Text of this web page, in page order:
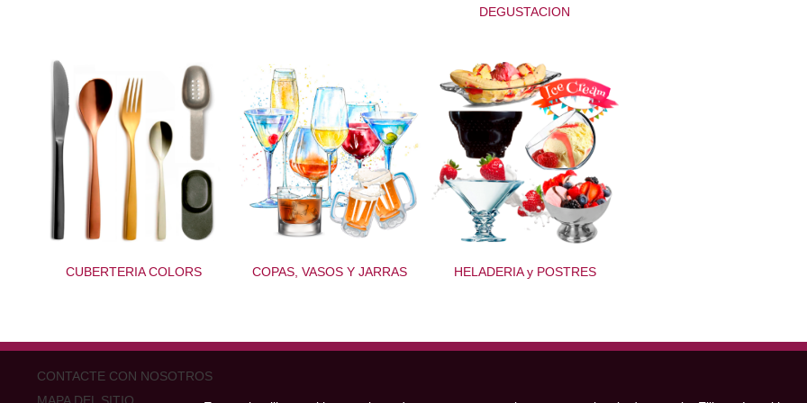
DEGUSTACION
CUBERTERIA COLORS COPAS, VASOS Y JARRAS HELADERIA y POSTRES
CONTACTE CON NOSOTROS